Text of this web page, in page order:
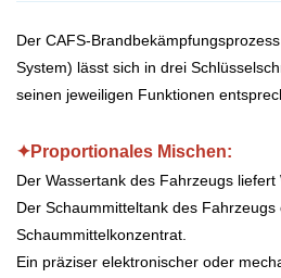
Der CAFS-
System) lässt sich in drei
seinen jeweiligen Funktionen
✦Proportionales Mischen:
Der Wassertank des Fahrzeugs liefert
Der Schaummitteltank des Fahrzeugs
Schaummittelkonzentrat.
Ein präziser elektronischer oder